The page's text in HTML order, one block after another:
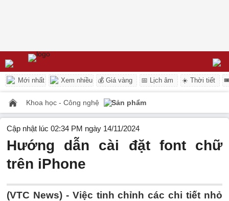
Mới nhất Xem nhiều 💰 Giá vàng 📅 Lịch âm ☀️ Thời tiết
Khoa học - Công nghệ Sản phẩm
Cập nhật lúc 02:34 PM ngày 14/11/2024
Hướng dẫn cài đặt font chữ
trên iPhone
(VTC News) - Việc tinh chỉnh các chi tiết nhỏ